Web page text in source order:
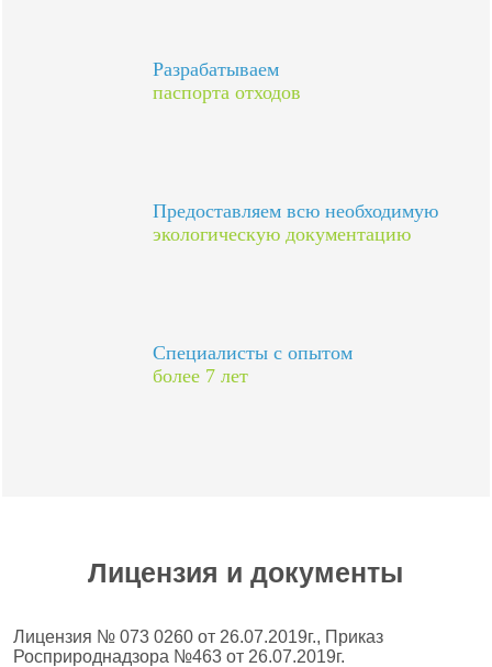
Разрабатываем
паспорта отходов
Предоставляем всю необходимую
экологическую документацию
Специалисты с опытом
более 7 лет
Лицензия и документы
Лицензия № 073 0260 от 26.07.2019г., Приказ
Росприроднадзора №463 от 26.07.2019г.